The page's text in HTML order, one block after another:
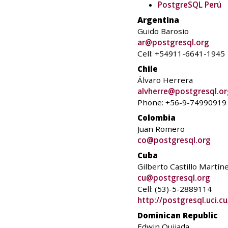
PostgreSQL Perú
Argentina
Guido Barosio
ar@postgresql.org
Cell: +54911-6641-1945
Chile
Álvaro Herrera
Phone: +56-9-74990919
Colombia
Juan Romero
co@postgresql.org
Cuba
Gilberto Castillo
cu@postgresql.org
Cell: (53)-5-2889114
http://
Dominican Republic